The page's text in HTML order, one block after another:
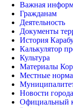
Важная
Гражданам
Деятельность
Документы
История
Калькулятор
Культура
Материалы
Местные
Новости города
Официальный